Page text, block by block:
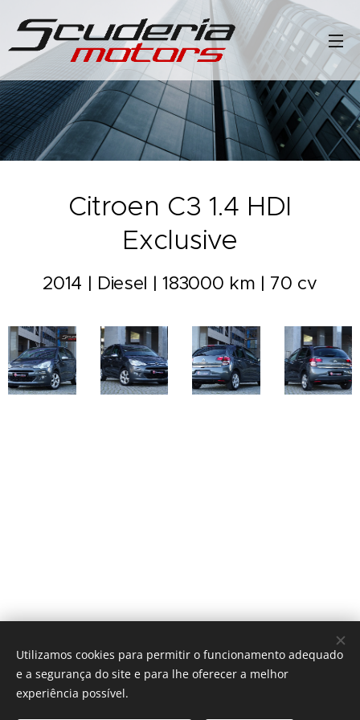
Citroen C3 1.4 HDI
Exclusive
2014 | Diesel | 183000 km | 70 cv
Alameda António Sérgio 69, Loja2, Centro Comercial Torre das
Utilizamos cookies para permitir o funcionamento adequado
e a segurança do site e para lhe oferecer a melhor
experiência possível.